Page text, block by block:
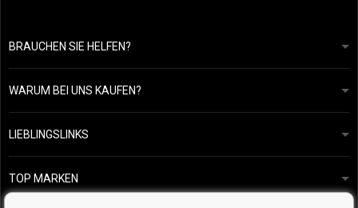
BRAUCHEN SIE HELFEN?
info@mapeja.de
Wir werden innerhalb von 24 Stunden antworten.
WARUM BEI UNS KAUFEN?
Allgemeine geschäftsbedingungen
Datenschutzerklärung
Übersicht über Zahlungen und Versand
Rückgabe von Waren
LIEBLINGSLINKS
Unsere Geschichte
Kostenlose Produktproben
TOP MARKEN
Kérastase